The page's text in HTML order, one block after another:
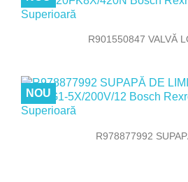
R901550847 VALVĂ
R978877992
NOU